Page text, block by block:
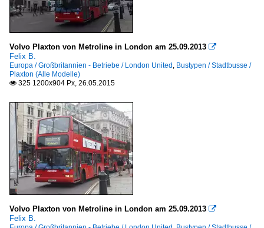
Volvo Plaxton von Metroline in London am 25.09.2013 
Felix B.
Europa / Großbritannien - Betriebe / London United , Bustypen / Stadtbusse /
Plaxton (Alle Modelle)
 325 1200x904 Px, 26.05.2015
Volvo Plaxton von Metroline in London am 25.09.2013 
Felix B.